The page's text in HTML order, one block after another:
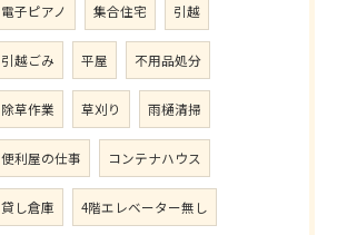
電子ピアノ 集合住宅 引越
引越ごみ 平屋 不用品処分
除草作業 草刈り 雨樋清掃
便利屋の仕事 コンテナハウス
貸し倉庫 4階エレベーター無し